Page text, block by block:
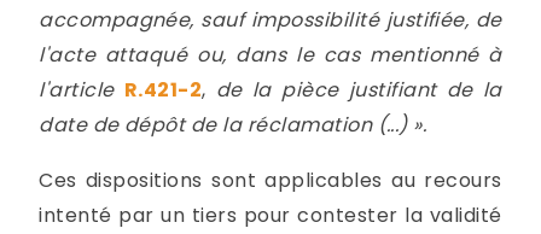
accompagnée, sauf impossibilité justifiée, de
l'acte attaqué ou, dans le cas mentionné à
l'article R.421-2, de la pièce justifiant de la
date de dépôt de la réclamation (...) ».
Ces dispositions sont applicables au recours
intenté par un tiers pour contester la validité